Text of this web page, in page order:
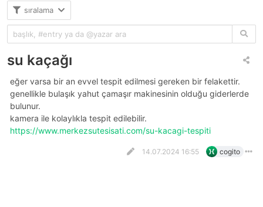
sıralama
su kaçağı
eğer varsa bir an evvel tespit edilmesi gereken bir felakettir.
genellikle bulaşık yahut çamaşır makinesinin olduğu giderlerde
bulunur.
kamera ile kolaylıkla tespit edilebilir.
https://www.merkezsutesisati.com/su-kacagi-tespiti
14.07.2024 16:55 cogito